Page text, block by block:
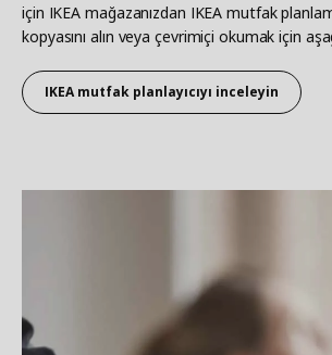
için IKEA mağazanızdan IKEA mutfak
kopyasını alın veya çevrimiçi okumak için
IKEA mutfak planlayıcıyı inceleyin